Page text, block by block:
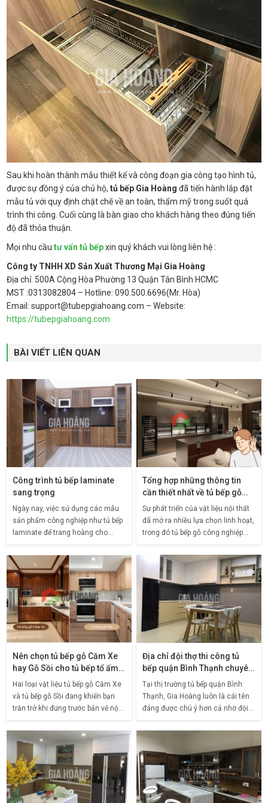
Sau khi hoàn thành mẫu thiết kế và công đoạn gia công tạo hình tủ,
được sự đồng ý của chủ hộ,tủ bếp Gia Hoàng đã tiến hành lắp đặt
mẫu tủ với quy định chặt chẽ về an toàn, thẩm mỹ trong suốt quá
trình thi công. Cuối cùng là bàn giao cho khách hàng theo đúng tiến
độ đã thỏa thuận.
Mọi nhu cầutư vấn tủ bếpxin quý khách vui lòng liên hệ :
Công ty TNHH XD Sản Xuất Thương Mại Gia Hoàng
Địa chỉ: 500A Cộng Hòa Phường 13 Quận Tân Bình HCMC
MST :0313082804 – Hotline: 090.500.6696(Mr. Hòa)
Email: support@tubepgiahoang.com – Website:
https://tubepgiahoang.com
BÀI VIẾT LIÊN QUAN
Công trình tủ bếp laminate
sang trọng
Ngày nay, việc sử dụng các mẫu
sản phẩm công nghiệp như tủ bếp
laminate để trang hoàng cho
hướng hiện đại được nhiều gia
đình lựa chọn. Mẫu mã
Tổng hợp những thông tin
cần thiết nhất về tủ bếp gỗ
công nghiệp
Sự phát triển của vật liệu nội thất
đã mở ra nhiều lựa chọn linh hoạt,
trong đó tủ bếp gỗ công nghiệp
tính ứng dụng cao, đa dạng thiết
kế và
Nên chọn tủ bếp gỗ Căm Xe
hay Gỗ Sồi cho tủ bếp tổ ấm
của bạn?
Hai loại vật liệu tủ bếp gỗ Căm Xe
và tủ bếp gỗ Sồi đang khiến bạn
trăn trở khi đứng trước bản vẽ nội
mơ. Mỗi chất liệu mang 1 ngôn
ngữ riêng,
Địa chỉ đội thợ thi công tủ
bếp quận Bình Thạnh chuyên
nghiệp
Tại thị trường tủ bếp quận Bình
Thạnh, Gia Hoàng luôn là cái tên
đáng được chú ý hơn cả nhờ đội
nghiệp. Xuất hiện đã lâu, Gia
Hoàng là đơn vị